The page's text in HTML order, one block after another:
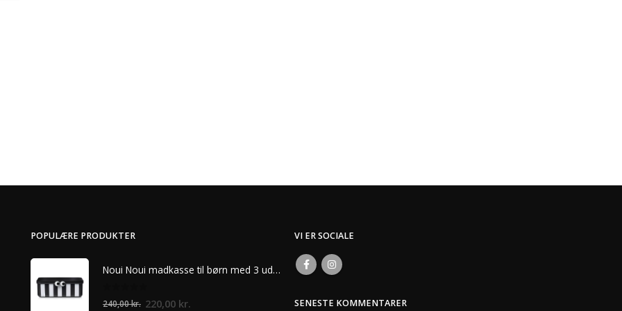
POPULÆRE PRODUKTER
Noui Noui madkasse til børn med 3 udtagelige rum – Sort
240,00kr. Den
220,00 kr.
VI ER SOCIALE
SENESTE KOMMENTARER